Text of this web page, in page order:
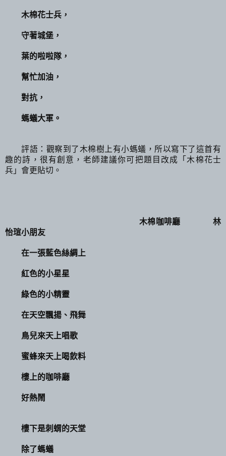
木棉花士兵，
守著城堡，
葉的啦啦隊，
幫忙加油，
對抗，
螞蟻大軍。
評語：觀察到了木棉樹上有小螞蟻，所以寫下了這首有
趣的詩，很有創意，老師建議你可把題目改成「木棉花士
兵」會更貼切。
木棉咖啡廳 林
怡瑄小朋友
在一張藍色絲綢上
紅色的小星星
綠色的小精靈
在天空飄揚、飛舞
鳥兒來天上唱歌
蜜蜂來天上喝飲料
樓上的咖啡廳
好熱鬧
樓下是刺蝟的天堂
除了螞蟻